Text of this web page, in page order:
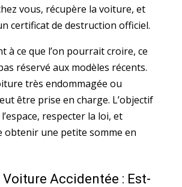
vous, récupère la voiture, et
certificat de destruction officiel.
à ce que l’on pourrait croire, ce
réservé aux modèles récents.
très endommagée ou
être prise en charge. L’objectif
respecter la loi, et
obtenir une petite somme en
Voiture Accidentée : Est-